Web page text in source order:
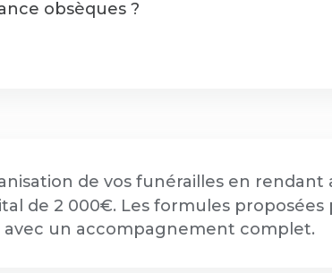
obsèques ?
de vos funérailles en
de 2 000€. Les formules proposées
un accompagnement complet.